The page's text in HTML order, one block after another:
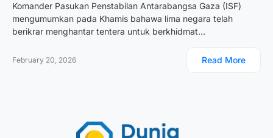
Komander Pasukan Penstabilan Antarabangsa Gaza (ISF)
mengumumkan pada Khamis bahawa lima negara telah
berikrar menghantar tentera untuk berkhidmat…
February 20, 2026 Read More